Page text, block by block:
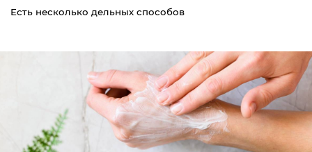
Есть несколько дельных способов